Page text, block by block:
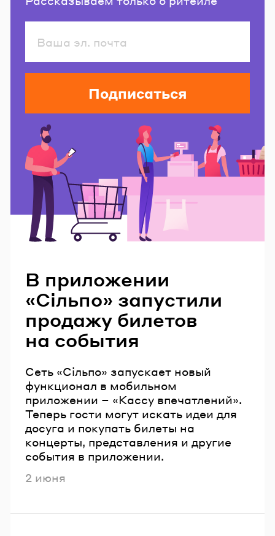
Подписаться
В приложении
«Сільпо» запустили
продажу билетов
на события
Сеть «Сільпо» запускает новый
функционал в мобильном
приложении – «Кассу впечатлений».
Теперь гости могут искать идеи для
досуга и покупать билеты на
концерты, представления и другие
события в приложении.
Опубликовано
2 июня